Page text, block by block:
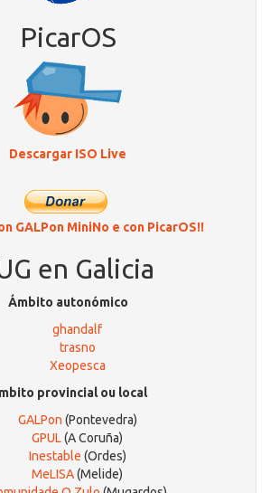
PicarOS
Descargar ISO Live
GALPon MiniNo e con PicarOS!!
en Galicia
Ámbito autonómico
ghandalf
trasno
Xeopesca
provincial ou local
GALPon (Pontevedra)
GPUL(A Coruña)
Inestable (Ordes)
MeLISA(Melide)